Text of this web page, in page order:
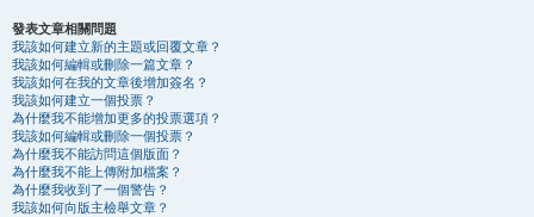
發表文章相關問題
我該如何建立新的主題或回覆文章？
我該如何編輯或刪除一篇文章？
我該如何在我的文章後增加簽名？
我該如何建立一個投票？
為什麼我不能增加更多的投票選項？
我該如何編輯或刪除一個投票？
為什麼我不能訪問這個版面？
為什麼我不能上傳附加檔案？
為什麼我收到了一個警告？
我該如何向版主檢舉文章？